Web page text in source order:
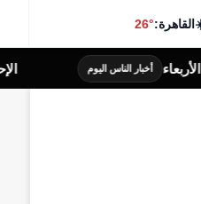
القاهرة:26°
أخبار الناس اليوم الإحتياطى